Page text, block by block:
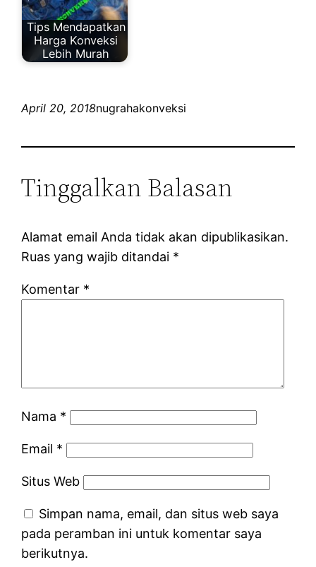
Tips Mendapatkan
Harga Konveksi
Lebih Murah
April 20, 2018nugrahakonveksi
Tinggalkan Balasan
Alamat email Anda tidak akan dipublikasikan.
Ruas yang wajib ditandai *
Komentar *
Nama *
Email *
Situs Web
Simpan nama, email, dan situs web saya
pada peramban ini untuk komentar saya
berikutnya.